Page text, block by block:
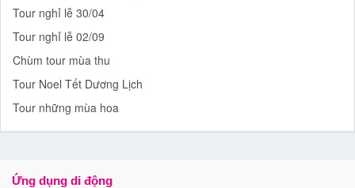
Tour nghỉ lễ 30/04
Tour nghỉ lễ 02/09
Chùm tour mùa thu
Tour Noel Tết Dương Lịch
Tour những mùa hoa
Ứng dụng di động